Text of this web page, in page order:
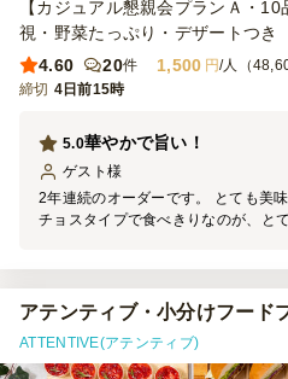
【カジュアル懇親会プランＡ・
視・野菜たっぷり・デザートつき
4.60
20件 1,500 円/人（
締切 4日前15時
華やかで旨い！
5.0
ゲスト 様
2年連続のオーダーです。 とても美
チョスタイプで食べきりなのが、と
（笑）
アテンティブ・小分けフード
ATTENTIVE(アテンティブ)